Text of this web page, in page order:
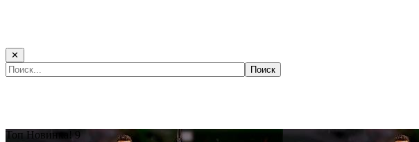
✕
Топ Новинка! 9